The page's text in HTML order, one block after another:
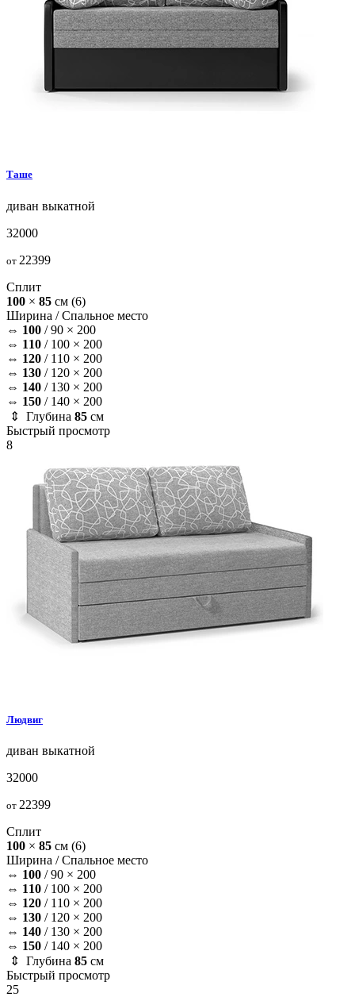
Таше
диван выкатной
32000
от 22399
Сплит
100 × 85 см (6)
Ширина /Спальное место
⇔ 100 /90 × 200
⇔ 110 / 100 × 200
⇔ 120 / 110 × 200
⇔ 130 / 120 × 200
⇔ 140 / 130 × 200
⇔ 150 / 140 × 200
⇕ Глубина 85 см
Быстрый просмотр
8
Людвиг
диван выкатной
32000
от 22399
Сплит
100 × 85 см (6)
Ширина /Спальное место
⇔ 100 /90 × 200
⇔ 110 / 100 × 200
⇔ 120 / 110 × 200
⇔ 130 / 120 × 200
⇔ 140 / 130 × 200
⇔ 150 / 140 × 200
⇕ Глубина 85 см
Быстрый просмотр
25